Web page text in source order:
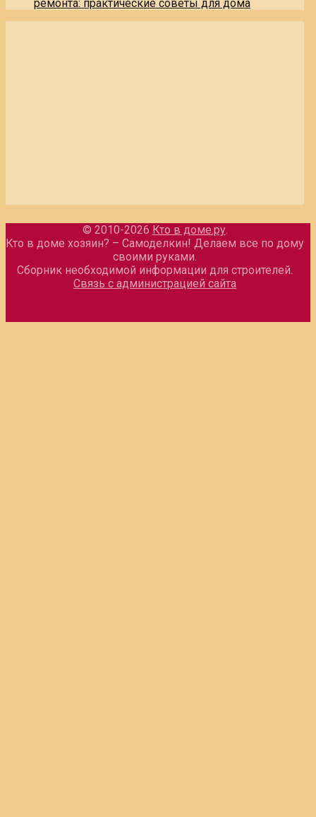
ремонта: практические советы для дома
© 2010-2026 Кто в доме.ру.
Кто в доме хозяин? – Самоделкин! Делаем все по дому
своими руками.
Сборник необходимой информации для строителей.
Связь с администрацией сайта